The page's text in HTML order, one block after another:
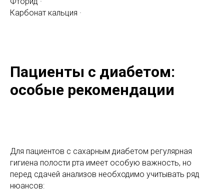
Карбонат кальция ·
Пациенты с диабетом:
особые рекомендации
Для пациентов с сахарным диабетом регулярная
гигиена полости рта имеет особую важность, но
перед сдачей анализов необходимо учитывать ряд
нюансов: